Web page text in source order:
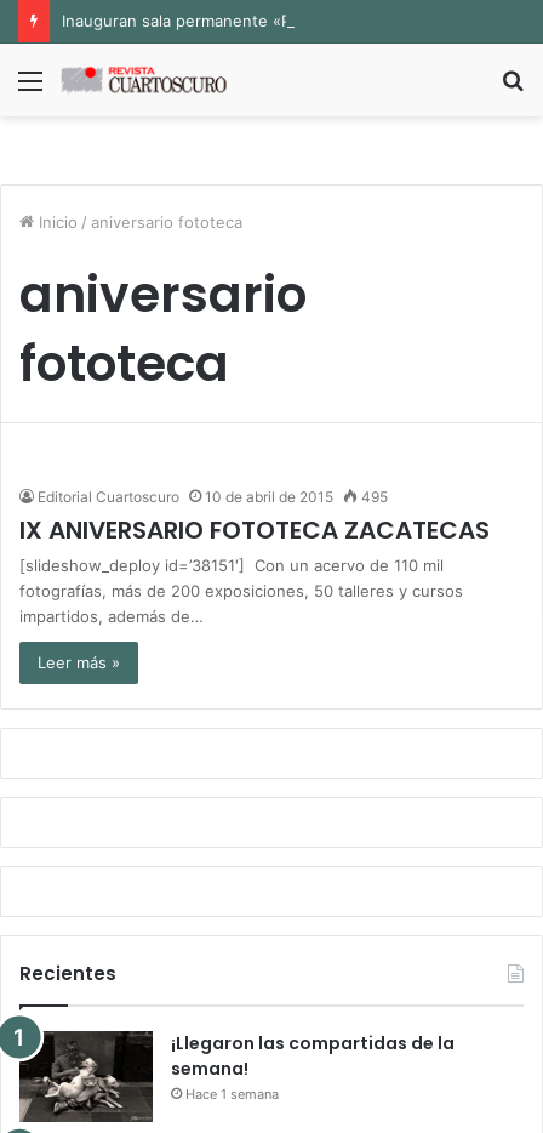
Menú
Inicio / aniversario fototeca
aniversario
fototeca
Editorial Cuartoscuro 10 de abril de 2015 495
IX ANIVERSARIO FOTOTECA ZACATECAS
[slideshow_deploy id=’38151′] Con un acervo de 110 mil
fotografías, más de 200 exposiciones, 50 talleres y cursos
impartidos, además de…
Leer más »
Recientes
¡Llegaron las compartidas de la
semana!
Hace 1 semana